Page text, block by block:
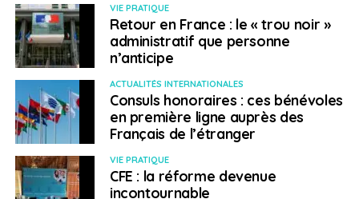
SUJETS ASSOCIÉS: FEATURED PÔLE EMPLOI
A SUIVRE
Covid-19 : un an après, retour à Wuhan avec un
médecin français
NE RATEZ PAS
Les oubliés de la vallée de Katmandou
Emmanuel Langlois
VIE PRATIQUE
Retour en France : le « trou noir »
administratif que personne
n’anticipe
ACTUALITÉS INTERNATIONALES
Consuls honoraires : ces bénévoles
en première ligne auprès des
Français de l’étranger
VIE PRATIQUE
CFE : la réforme devenue
incontournable